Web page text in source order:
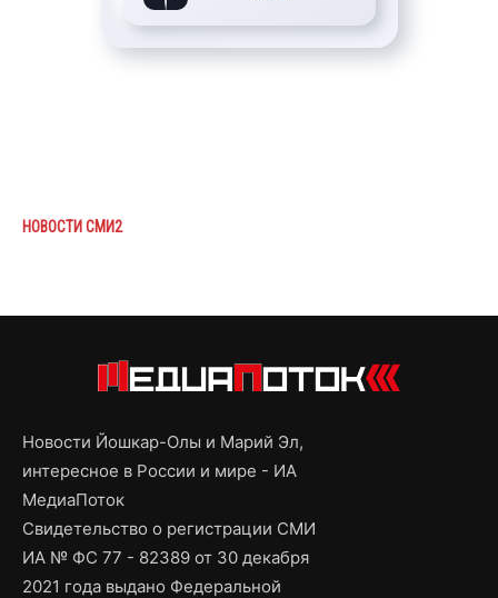
НОВОСТИ СМИ2
Новости Йошкар-Олы и Марий Эл,
интересное в России и мире - ИА
МедиаПоток
Свидетельство о регистрации СМИ
ИА № ФС 77 - 82389 от 30 декабря
2021 года выдано Федеральной